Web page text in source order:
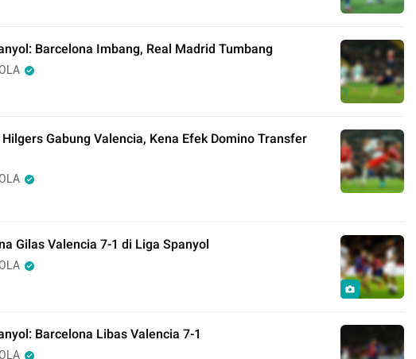
Barcelona Imbang, Real Madrid Tumbang
Gabung Valencia, Kena Efek Domino Transfer
Gilas Valencia 7-1 di Liga Spanyol
Barcelona Libas Valencia 7-1